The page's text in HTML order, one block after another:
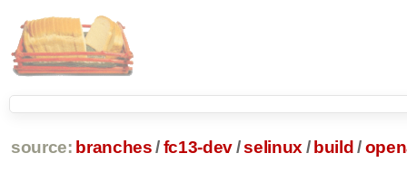
source: branches /fc13-dev/selinux / build /